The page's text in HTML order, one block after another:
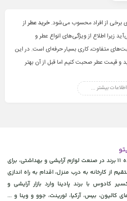
برخی از افراد محسوب می‌شود. خریدعطراز
زیرا اطلاع از ویژگی‌های انواع عطر و
متفاوت، کاری بسیار حرفه‌ای است. در این
و قیمت عطر صحبت کنیم اما قبل از آن بهتر
اطلاعات بیشتر ...
شرکت اکسیر کادوس تولید کننده 11 برند در صنعت لوازم آرایشی و بهداشتی، برای
از کارخانه به درب منزل، اقدام به راه اندازی
کادوس با برند پادینا وارد بازار آرایشی و
کالیون، بیس، آرکیا، لورینت، جوو و وینا و ...